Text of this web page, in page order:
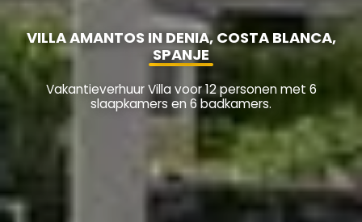
VILLA AMANTOS IN DENIA, COSTA BLANCA,
SPANJE
Vakantieverhuur Villa voor 12 personen met 6
slaapkamers en 6 badkamers.